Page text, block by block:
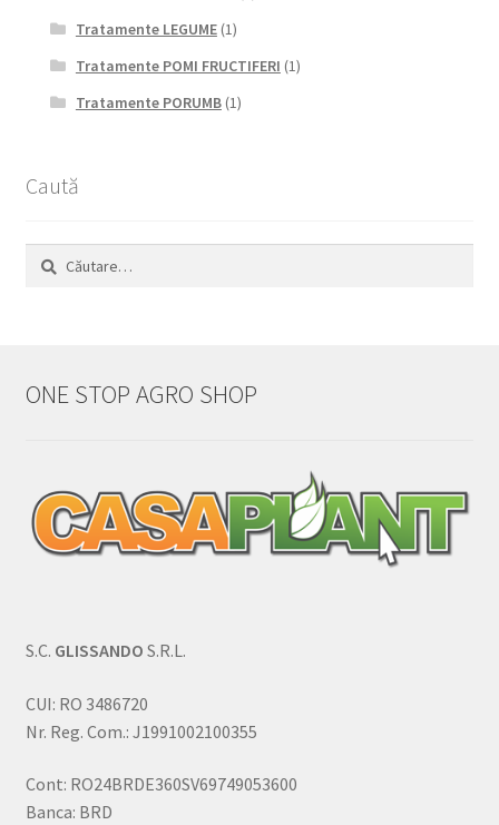
Tratamente LEGUME(1)
Tratamente POMI FRUCTIFERI (1)
Tratamente PORUMB(1)
Caută
Caută
ONE STOP AGRO SHOP
S.C. GLISSANDO S.R.L.
CUI: RO 3486720
Nr. Reg. Com.: J1991002100355
Cont: RO24BRDE360SV69749053600
Banca: BRD